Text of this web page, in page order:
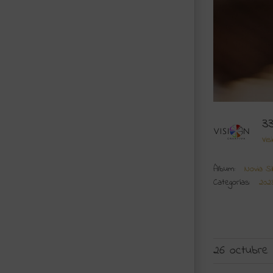
Álbum:
Novia
Categorías:
26 octubre